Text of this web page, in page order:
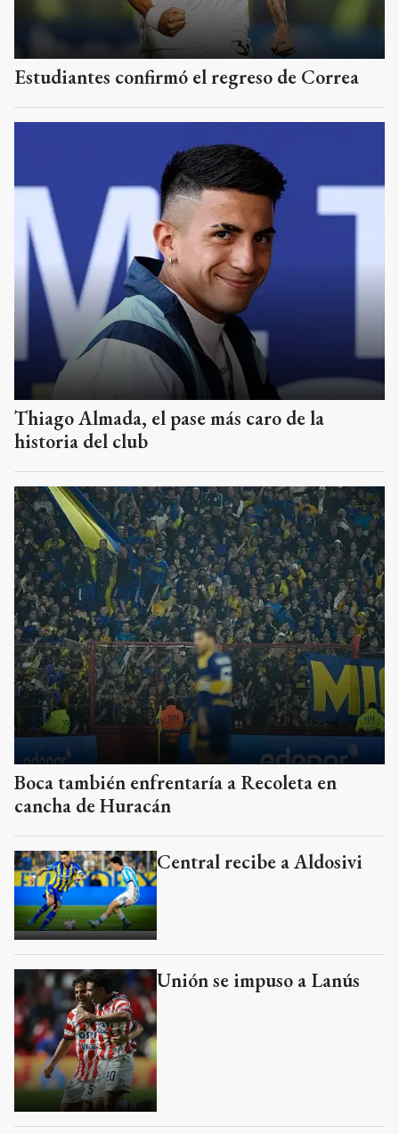
Estudiantes confirmó el regreso de Correa
Thiago Almada, el pase más caro de la
historia del club
Boca también enfrentaría a Recoleta en
cancha de Huracán
Central recibe a Aldosivi
Unión se impuso a Lanús